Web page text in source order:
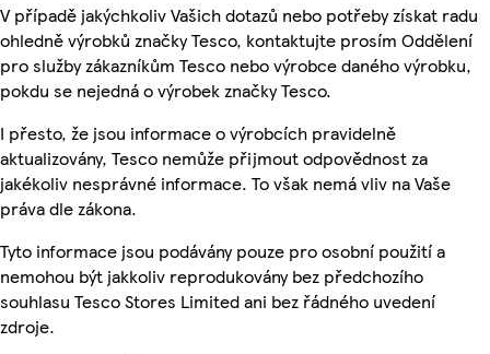
V případě jakýchkoliv Vašich dotazů nebo potřeby získat radu
ohledně výrobků značky Tesco, kontaktujte prosím Oddělení
pro služby zákazníkům Tesco nebo výrobce daného výrobku,
pokdu se nejedná o výrobek značky Tesco.
I přesto, že jsou informace o výrobcích pravidelně
aktualizovány, Tesco nemůže přijmout odpovědnost za
jakékoliv nesprávné informace. To však nemá vliv na Vaše
práva dle zákona.
Tyto informace jsou podávány pouze pro osobní použití a
nemohou být jakkoliv reprodukovány bez předchozího
souhlasu Tesco Stores Limited ani bez řádného uvedení
zdroje.